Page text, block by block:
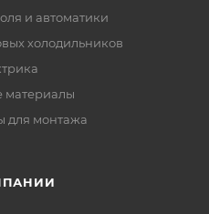
и автоматики
холодильников
материалы
для монтажа